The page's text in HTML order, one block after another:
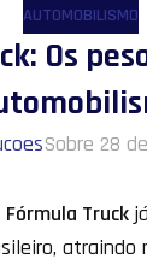
AUTOMOBILISMO
Os
Sobre 28
Fórmula Truck
atraindo